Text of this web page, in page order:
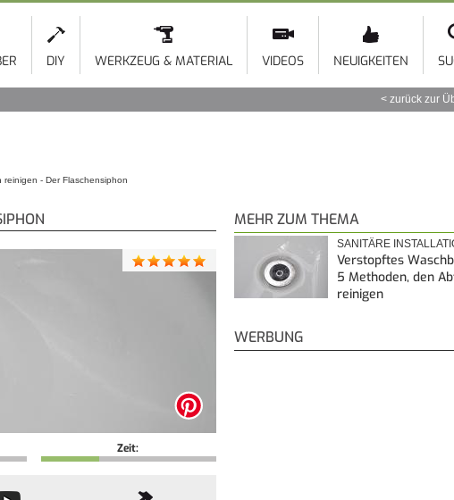
DIY WERKZEUG & MATERIAL VIDEOS NEUIGKEITEN
zurück zur
reinigen - Der Flaschensiphon
Zeit:
MEHR ZUM THEMA
SANITÄRE
Verstopftes
5 Methoden, den
reinigen
WERBUNG